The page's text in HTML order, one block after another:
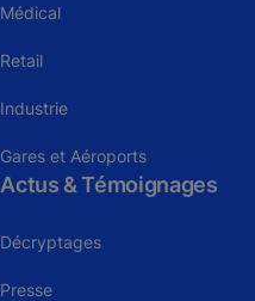
Médical
Retail
Industrie
Gares et Aéroports
Actus & Témoignages
Décryptages
Presse